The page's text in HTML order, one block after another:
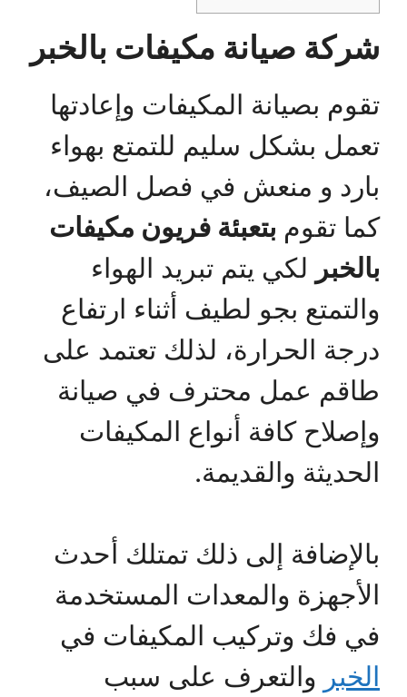
شركة صيانة مكيفات بالخبر
تقوم بصيانة المكيفات وإعادتها
تعمل بشكل سليم للتمتع بهواء
بارد و منعش في فصل الصيف،
كما تقوم بتعبئة فريون مكيفات
بالخبر لكي يتم تبريد الهواء
والتمتع بجو لطيف أثناء ارتفاع
درجة الحرارة، لذلك تعتمد على
طاقم عمل محترف في صيانة
وإصلاح كافة أنواع المكيفات
الحديثة والقديمة.
بالإضافة إلى ذلك تمتلك أحدث
الأجهزة والمعدات المستخدمة
في فك وتركيب المكيفات في
الخبر والتعرف على سبب